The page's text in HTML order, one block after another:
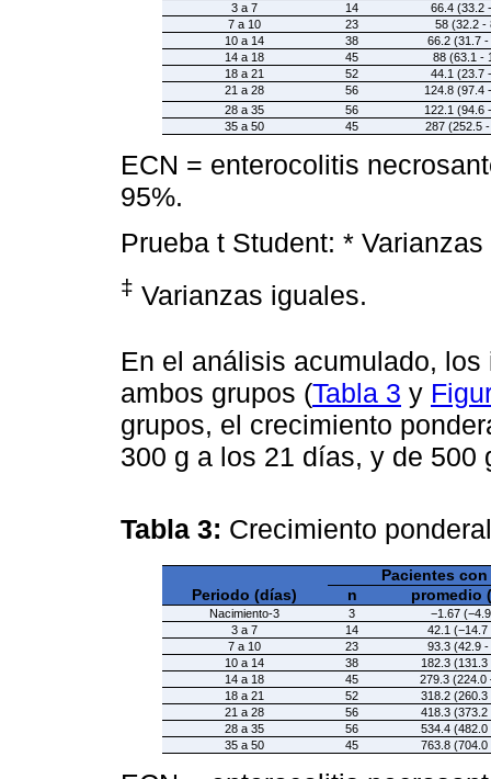
3 a 7
14
66.4 (33.2
7 a 10
23
58 (32.2 -
10 a 14
38
66.2 (31.7 -
14 a 18
45
88 (63.1 -
18 a 21
52
44.1 (23.7
21 a 28
56
124.8 (97.4
28 a 35
56
122.1 (94.6
35 a 50
45 287 (252.5
ECN = enterocolitis
95%.
Prueba t Student: *
‡ Varianzas iguales.
En el análisis acumulado,
ambos grupos (Tabla 3 y
grupos, el crecimiento
300 g a los 21 días, y de 500
Tabla 3: Crecimiento
Periodo (días)
Pacientes con
n
promedio
Nacimiento-3 3
−1.67
3 a 7
14
42.1 (−14.7
7 a 10
23
93.3 (42.9
10 a 14
38
182.3
14 a 18
45
279.3 (224.0
18 a 21
52
318.2 (260.3
21 a 28
56
418.3 (373.2
28 a 35
56
534.4 (482.0
35 a 50
45 763.8 (704.0